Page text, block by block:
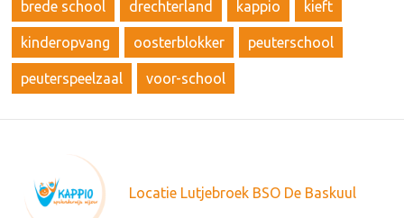
brede school drechterland kappio kieft
kinderopvang oosterblokker peuterschool
peuterspeelzaal voor-school
Locatie Lutjebroek BSO De Baskuul